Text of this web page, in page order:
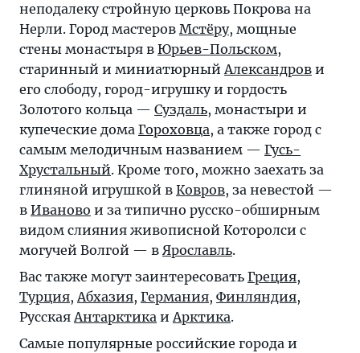
неподалеку стройную церковь Покрова на
Нерли. Город мастеров Мстёру, мощные
стены монастыря в Юрьев-Польском,
старинный и миниатюрныйАлександров и
его слободу, город-игрушку и гордость
Золотого кольца — Суздаль, монастыри и
купеческие дома Гороховца, а также город с
самым мелодичным названием — Гусь-
Хрустальный. Кроме того, можно заехать за
глиняной игрушкой в Ковров, за невестой —
в Иваново и за типично русско-обширным
видом слияния живописной Которолси с
могучей Волгой — в Ярославль.
Вас также могут заинтересовать Греция,
Турция,Абхазия, Германия, Финляндия,
РусскаяАнтарктика иАрктика.
Самые популярные российские города и